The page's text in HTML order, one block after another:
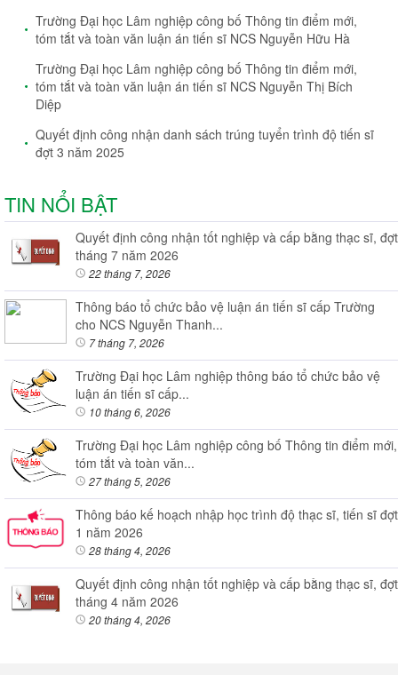
Trường Đại học Lâm nghiệp công bố Thông tin điểm mới,
tóm tắt và toàn văn luận án tiến sĩ NCS Nguyễn Hữu Hà
Trường Đại học Lâm nghiệp công bố Thông tin điểm mới,
tóm tắt và toàn văn luận án tiến sĩ NCS Nguyễn Thị Bích
Diệp
Quyết định công nhận danh sách trúng tuyển trình độ tiến sĩ
đợt 3 năm 2025
TIN NỔI BẬT
Quyết định công nhận tốt nghiệp và cấp bằng thạc sĩ, đợt
tháng 7 năm 2026
22 tháng 7, 2026
Thông báo tổ chức bảo vệ luận án tiến sĩ cấp Trường
cho NCS Nguyễn Thanh...
7 tháng 7, 2026
Trường Đại học Lâm nghiệp thông báo tổ chức bảo vệ
luận án tiến sĩ cấp...
10 tháng 6, 2026
Trường Đại học Lâm nghiệp công bố Thông tin điểm mới,
tóm tắt và toàn văn...
27 tháng 5, 2026
Thông báo kế hoạch nhập học trình độ thạc sĩ, tiến sĩ đợt
1 năm 2026
28 tháng 4, 2026
Quyết định công nhận tốt nghiệp và cấp bằng thạc sĩ, đợt
tháng 4 năm 2026
20 tháng 4, 2026